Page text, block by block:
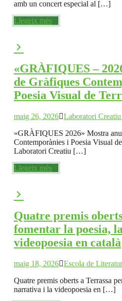
amb un concert especial al […]
Llegeix més
«GRÀFIQUES –
de Gràfiques
Poesia Visual de
maig 26, 2026 Laboratori
«GRÀFIQUES 2026» Mostra
Contemporànies i Poesia Visual
Laboratori Creatiu […]
Llegeix més
Quatre premis
fomentar la poesia,
videopoesia en català
maig 18, 2026 Escola de
Quatre premis oberts a Terrassa
narrativa i la videopoesia en […]